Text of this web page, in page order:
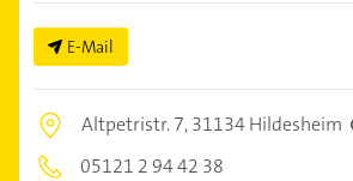
E-Mail
Altpetristr. 7,31134 Hildesheim
05121 2 94 42 38